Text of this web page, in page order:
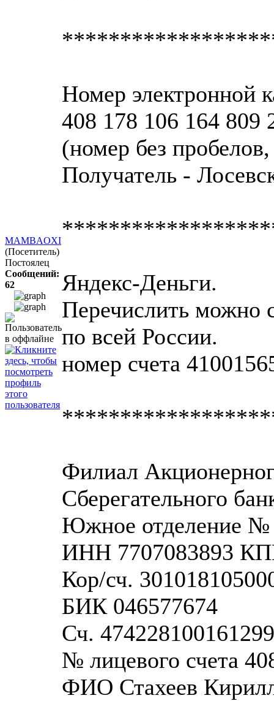
MAMBAOXI
(Посетитель)
Постоялец
Сообщений:
62
Номер электронной
408 178 106 164 809
(номер без
Получатель -
Яндекс-Деньги.
Перечислить можно
по всей России.
номер счета
Филиал
Сберегательного
Южное отделение №
ИНН 7707083893
Кор/сч.
БИК 046577674
Сч.
№ лицевого счета
ФИО Стахеев